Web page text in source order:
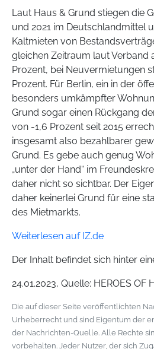
Laut Haus & Grund stiegen die
und 2021 im Deutschlandmittel
Kaltmieten von
gleichen Zeitraum laut Verband
Prozent, bei Neuvermietungen
Prozent. Für Berlin, ein in der
besonders umkämpfter
Grund sogar einen Rückgang
von -1,6 Prozent seit 2015
insgesamt also bezahlbarer
Grund. Es gebe auch genug
„unter der Hand“ im
daher nicht so sichtbar. Der
daher keinerlei Grund für eine
des Mietmarkts.
Weiterlesen auf IZ.de
Der Inhalt befindet sich hinter
24.01.2023, Quelle: HEROES OF
Die auf dieser Seite veröffentlichten
Urheberrecht und sind Eigentum der
der Nachrichten-Quelle. Alle Rechte
vorbehalten. Jeder Nutzer, der sich